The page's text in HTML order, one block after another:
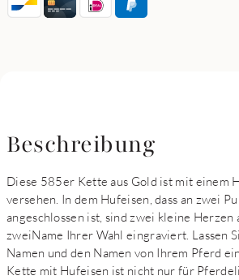
Beschreibung
Diese 585er Kette aus Gold ist mit einem
versehen. In dem Hufeisen, dass an zwei
angeschlossen ist, sind zwei kleine Herzen
zweiName Ihrer Wahl eingraviert. Lassen
Namen und den Namen von Ihrem Pferd
Kette mit Hufeisen ist nicht nur für